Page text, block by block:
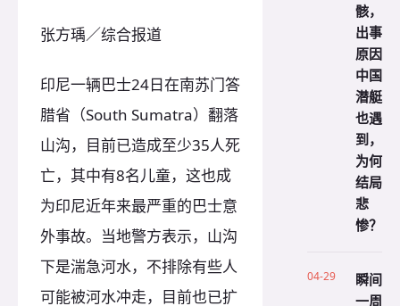
张方瑀／综合报道
印尼一辆巴士24日在南苏门答
腊省（South Sumatra）翻落
山沟，目前已造成至少35人死
亡，其中有8名儿童，这也成
为印尼近年来最严重的巴士意
外事故。当地警方表示，山沟
下是湍急河水，不排除有些人
可能被河水冲走，目前也已扩
骸，
出事
原因
中国
潜艇
也遇
到，
为何
结局
悲
惨？
04-29
瞬间
一周